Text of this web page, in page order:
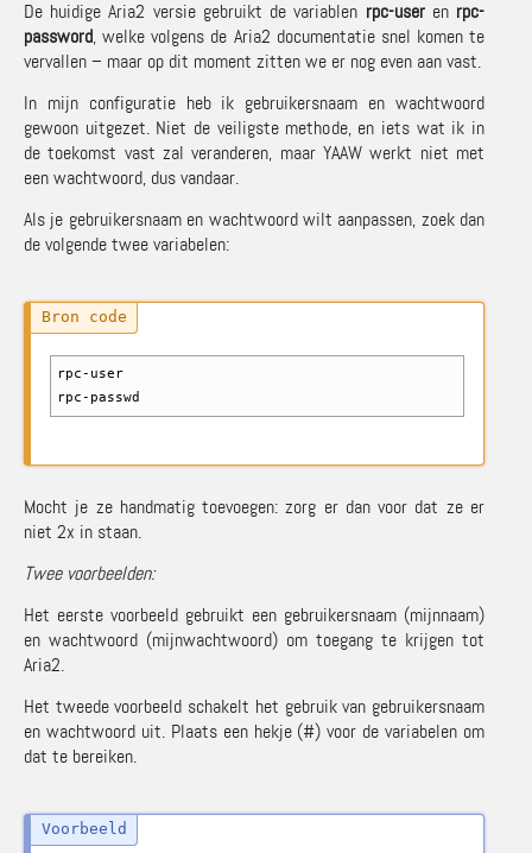
De huidige Aria2 versie gebruikt de variablen rpc-useren rpc-
password, welke volgens de Aria2 documentatie snel komen te
vervallen – maar op dit moment zitten we er nog even aan vast.
In mijn configuratie heb ik gebruikersnaam en wachtwoord
gewoon uitgezet. Niet de veiligste methode, en iets wat ik in
de toekomst vast zal veranderen, maar YAAW werkt niet met
een wachtwoord, dus vandaar.
Als je gebruikersnaam en wachtwoord wilt aanpassen, zoek dan
de volgende twee variabelen:
rpc-user
rpc-passwd
Mocht je ze handmatig toevoegen: zorg er dan voor dat ze er
niet 2x in staan.
Twee voorbeelden:
Het eerste voorbeeld gebruikt een gebruikersnaam (mijnnaam)
en wachtwoord (mijnwachtwoord) om toegang te krijgen tot
Aria2.
Het tweede voorbeeld schakelt het gebruik van gebruikersnaam
en wachtwoord uit. Plaats een hekje (#) voor de variabelen om
dat te bereiken.